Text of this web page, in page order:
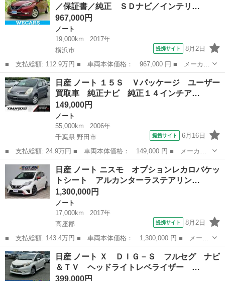
ーナビ・...
／保証書／純正 ＳＤナビ／インテリ…
967,000円
ノート
19,000km
2017年
横浜市
提携サイト 8月2日
■ 支払総額: 112.9万円 ■ 車両本体価格： 967,000 円 ■ メーカー
名： 日産 ■ 車種名： ノート ■ グレード名： ｅパワーメダリ
スト 新品タイヤ／保証書／純正 ＳＤナビ／インテリジェントルー
ムミラー／...
神奈川 横浜市 ノート
日産 ノート １５Ｓ Ｖパッケージ ユーザー
買取車 純正ナビ 純正１４インチア…
149,000円
ノート
55,000km
2006年
千葉県 野田市
提携サイト 6月16日
■ 支払総額: 24.9万円 ■ 車両本体価格： 149,000 円 ■ メーカー
名： 日産 ■ 車種名： ノート ■ グレード名： １５Ｓ Ｖパッ
ケージ ユーザー買取車 純正ナビ 純正１４インチアルミホイー
ル ＨＩＤヘッ...
千葉 野田市 ノート
日産 ノート ニスモ オプションレカロバケッ
トシート アルカンターラステアリン…
1,300,000円
ノート
17,000km
2017年
高座郡
提携サイト 8月2日
■ 支払総額: 143.4万円 ■ 車両本体価格： 1,300,000 円 ■ メーカ
ー名： 日産 ■ 車種名： ノート ■ グレード名： ニスモ オプ
ションレカロバケットシート アルカンターラステアリング 純正１
６ＡＷ ...
神奈川 高座郡 ノート
日産 ノート Ｘ ＤＩＧ－Ｓ フルセグ ナビ
＆ＴＶ ヘッドライトレベライザー …
399,000円